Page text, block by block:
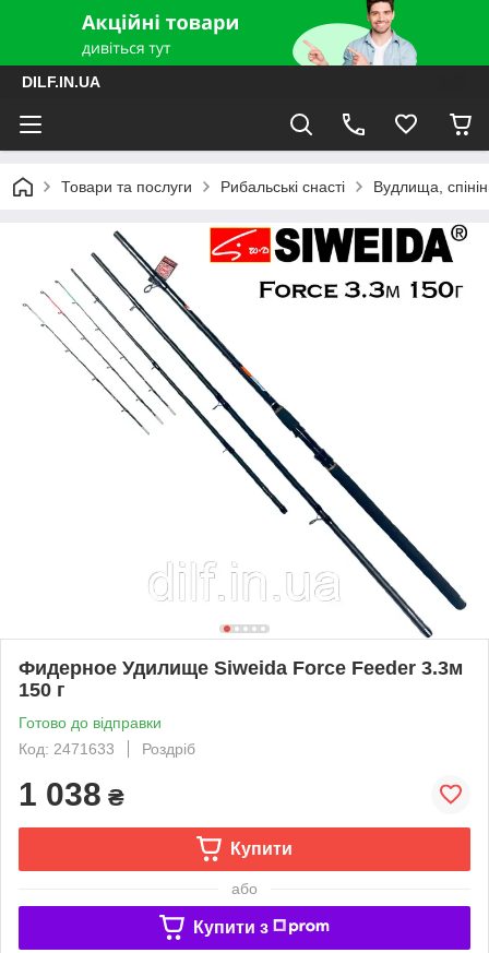
DILF.IN.UA
Товари та послуги Рибальські снасті Вудлища,
Фидерное Удилище Siweida Force Feeder 3.3м
150 г
Готово до відправки
Код: 2471633
Роздріб
1 038 ₴
Купити
або
Купити з